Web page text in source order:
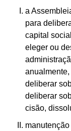
a
para
capital
eleger ou
deliberar
deliberar
cisão,